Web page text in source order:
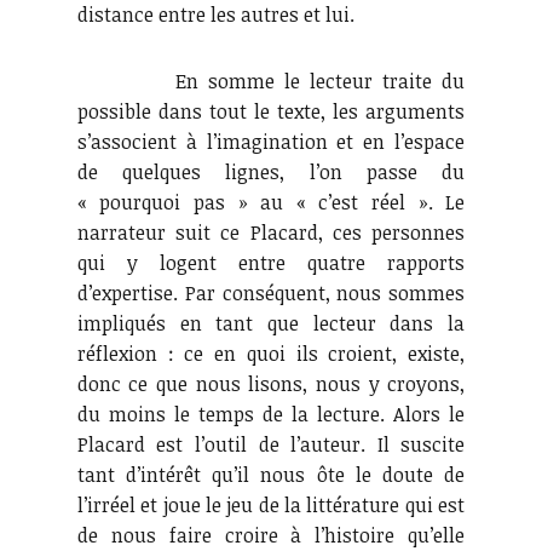
distance entre les autres et lui.
En somme le lecteur traite du
possible dans tout le texte, les arguments
s’associent à l’imagination et en l’espace
de quelques lignes, l’on passe du
« pourquoi pas » au « c’est réel ». Le
narrateur suit ce Placard, ces personnes
qui y logent entre quatre rapports
d’expertise. Par conséquent, nous sommes
impliqués en tant que lecteur dans la
réflexion : ce en quoi ils croient, existe,
donc ce que nous lisons, nous y croyons,
du moins le temps de la lecture. Alors le
Placard est l’outil de l’auteur. Il suscite
tant d’intérêt qu’il nous ôte le doute de
l’irréel et joue le jeu de la littérature qui est
de nous faire croire à l’histoire qu’elle